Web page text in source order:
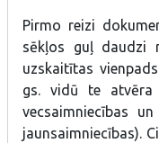
Pirmo reizi
sēkļos guļ daudzi
uzskaitītas
gs. vidū te atvēra
vecsaimniecības
jaunsaimniecības).